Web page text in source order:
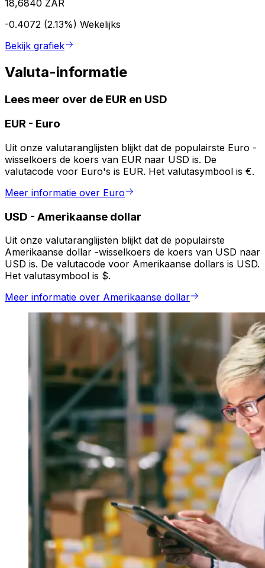
18,6840 ZAR
-0.4072 (2.13%) Wekelijks
Bekijk grafiek
Valuta-informatie
Lees meer over de EUR en USD
EUR - Euro
Uit onze valutaranglijsten blijkt dat de populairste Euro -
wisselkoers de koers van EUR naar USD is. De
valutacode voor Euro's is EUR. Het valutasymbool is €.
Meer informatie over Euro
USD - Amerikaanse dollar
Uit onze valutaranglijsten blijkt dat de populairste
Amerikaanse dollar -wisselkoers de koers van USD naar
USD is. De valutacode voor Amerikaanse dollars is USD.
Het valutasymbool is $.
Meer informatie over Amerikaanse dollar